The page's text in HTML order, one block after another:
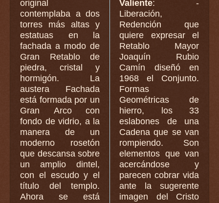
original
contemplaba a dos
torres más altas y
estatuas en la
fachada a modo de
Gran Retablo de
piedra, cristal y
hormigón. La
austera Fachada
está formada por un
Gran Arco con
fondo de vidrio, a la
manera de un
moderno rosetón
que descansa sobre
un amplio dintel,
con el escudo y el
título del templo.
Ahora se está
Valiente: -
Liberación,
Redención que
quiere expresar el
Retablo Mayor
Joaquín Rubio
Camín diseñó en
1968 el Conjunto.
Formas
Geométricas de
hierro, los 33
eslabones de una
Cadena que se van
rompiendo. Son
elementos que van
acercándose y
parecen cobrar vida
ante la sugerente
imagen del Cristo